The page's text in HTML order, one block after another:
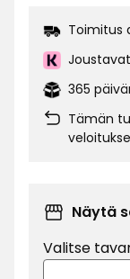
Toimitus
365
Tämän
Näytä
Valitse